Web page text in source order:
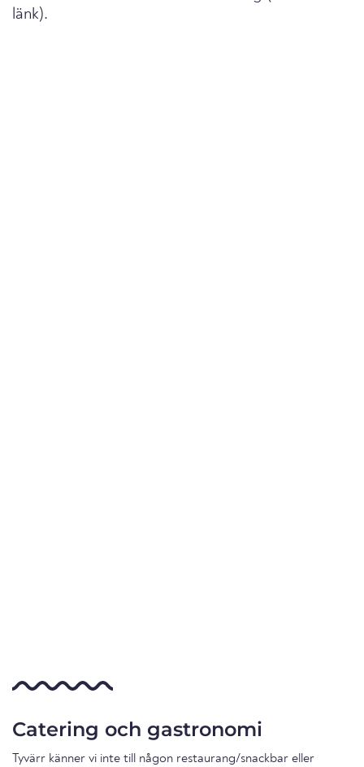
länk).
Catering och gastronomi
Tyvärr känner vi inte till någon restaurang/snackbar eller